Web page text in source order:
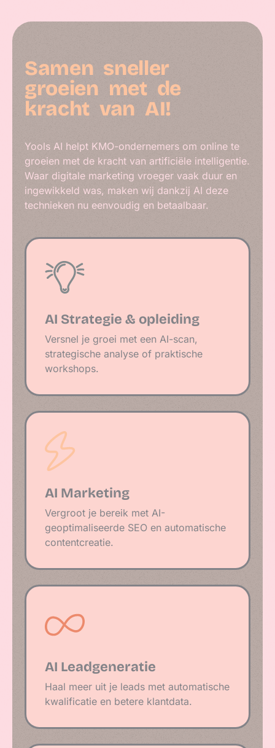
Samen sneller
groeien met de
kracht van AI!
Yools AI helpt KMO-ondernemers om online te
groeien met de kracht van artificiële intelligentie.
Waar digitale marketing vroeger vaak duur en
ingewikkeld was, maken wij dankzij AI deze
technieken nu eenvoudig en betaalbaar.
AI Strategie & opleiding
Versnel je groei met een AI-scan,
strategische analyse of praktische
workshops.
AI Marketing
Vergroot je bereik met AI-
geoptimaliseerde SEO en automatische
contentcreatie.
AI Leadgeneratie
Haal meer uit je leads met automatische
kwalificatie en betere klantdata.